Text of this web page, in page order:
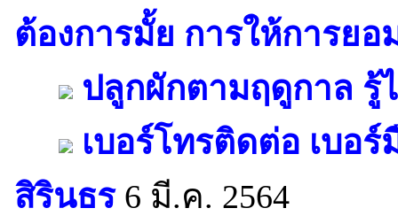
ต้องการมั้ย การให้การย
ปลูกผักตามฤดูกาล รู้
เบอร์โทรติดต่อ เบอ
สิรินธร6 มี.ค. 2564